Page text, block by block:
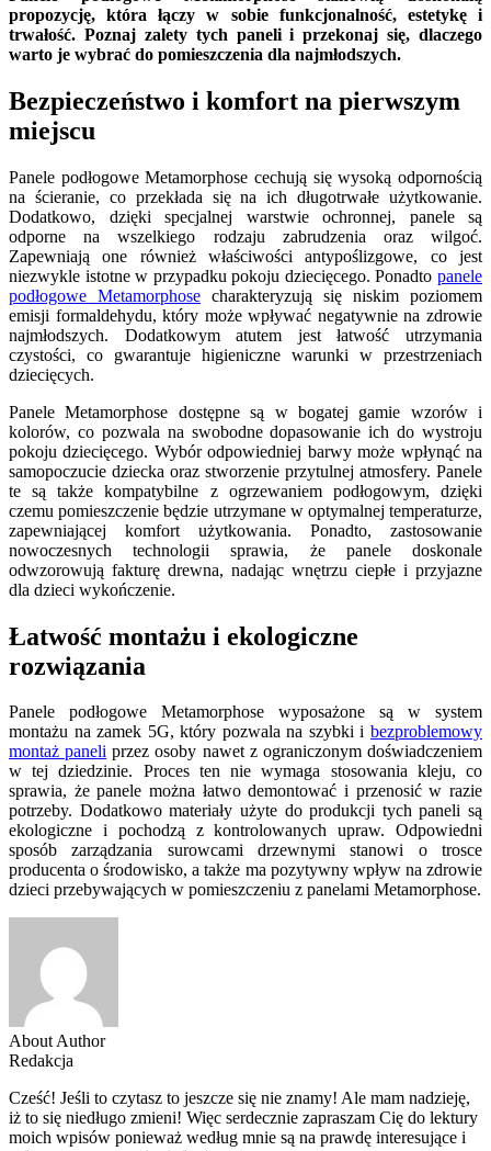
propozycję, która łączy w sobie funkcjonalność, estetykę i
trwałość. Poznaj zalety tych paneli i przekonaj się, dlaczego
warto je wybrać do pomieszczenia dla najmłodszych.
Bezpieczeństwo i komfort na pierwszym
miejscu
Panele podłogowe Metamorphose cechują się wysoką odpornością
na ścieranie, co przekłada się na ich długotrwałe użytkowanie.
Dodatkowo, dzięki specjalnej warstwie ochronnej, panele są
odporne na wszelkiego rodzaju zabrudzenia oraz wilgoć.
Zapewniają one również właściwości antypoślizgowe, co jest
niezwykle istotne w przypadku pokoju dziecięcego. Ponadto panele
podłogowe Metamorphose charakteryzują się niskim poziomem
emisji formaldehydu, który może wpływać negatywnie na zdrowie
najmłodszych. Dodatkowym atutem jest łatwość utrzymania
czystości, co gwarantuje higieniczne warunki w przestrzeniach
dziecięcych.
Panele Metamorphose dostępne są w bogatej gamie wzorów i
kolorów, co pozwala na swobodne dopasowanie ich do wystroju
pokoju dziecięcego. Wybór odpowiedniej barwy może wpłynąć na
samopoczucie dziecka oraz stworzenie przytulnej atmosfery. Panele
te są także kompatybilne z ogrzewaniem podłogowym, dzięki
czemu pomieszczenie będzie utrzymane w optymalnej temperaturze,
zapewniającej komfort użytkowania. Ponadto, zastosowanie
nowoczesnych technologii sprawia, że panele doskonale
odwzorowują fakturę drewna, nadając wnętrzu ciepłe i przyjazne
dla dzieci wykończenie.
Łatwość montażu i ekologiczne
rozwiązania
Panele podłogowe Metamorphose wyposażone są w system
montażu na zamek 5G, który pozwala na szybki i bezproblemowy
montaż paneli przez osoby nawet z ograniczonym doświadczeniem
w tej dziedzinie. Proces ten nie wymaga stosowania kleju, co
sprawia, że panele można łatwo demontować i przenosić w razie
potrzeby. Dodatkowo materiały użyte do produkcji tych paneli są
ekologiczne i pochodzą z kontrolowanych upraw. Odpowiedni
sposób zarządzania surowcami drzewnymi stanowi o trosce
producenta o środowisko, a także ma pozytywny wpływ na zdrowie
dzieci przebywających w pomieszczeniu z panelami Metamorphose.
About Author
Redakcja
Cześć! Jeśli to czytasz to jeszcze się nie znamy! Ale mam nadzieję,
iż to się niedługo zmieni! Więc serdecznie zapraszam Cię do lektury
moich wpisów ponieważ według mnie są na prawdę interesujące i